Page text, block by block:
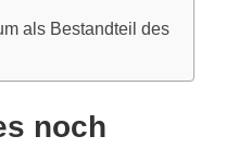
als Bestandteil des
noch